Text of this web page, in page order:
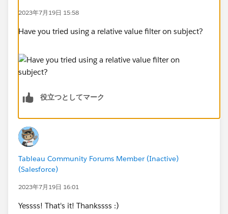
2023年7月19日 15:58
Have you tried using a relative value filter on subject?
役立つとしてマーク
Tableau Community Forums Member (Inactive)
(Salesforce)
2023年7月19日 16:01
Yessss! That's it! Thankssss :)